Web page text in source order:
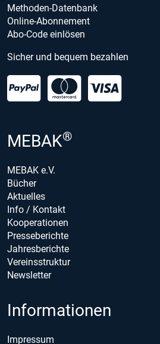
Methoden-Datenbank
Online-Abonnement
Abo-Code einlösen
Sicher und bequem bezahlen
MEBAK®
MEBAK e.V.
Bücher
Aktuelles
Info / Kontakt
Kooperationen
Presseberichte
Jahresberichte
Vereinsstruktur
Newsletter
Informationen
Impressum